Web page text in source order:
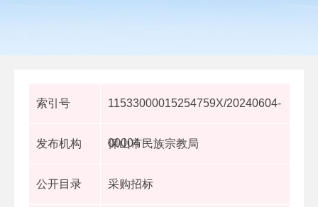
索引号 11533000015254759X/20240604-
00004
发布机构 保山市民族宗教局
公开目录 采购招标